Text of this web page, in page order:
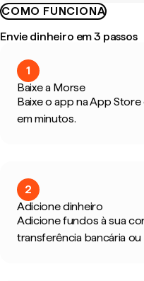
COMO FUNCIONA
Envie dinheiro em 3 passos
1
Baixe a Morse
Baixe o app na App
em minutos.
2
Adicione dinheiro
Adicione fundos à sua
transferência bancária ou